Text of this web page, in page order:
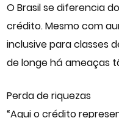
O Brasil se diferencia
crédito. Mesmo com
inclusive para classes
de longe há ameaças
Perda de riquezas
“Aqui o crédito